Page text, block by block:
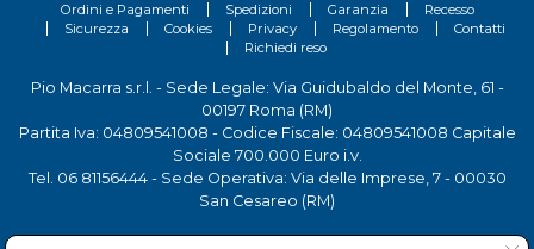
Ordini e Pagamenti Spedizioni Garanzia
Recesso
Sicurezza
Cookies Privacy Regolamento
Contatti
Richiedi reso
Pio Macarra s.r.l. - Sede Legale: Via Guidubaldo del Monte, 61 -
00197 Roma (RM)
Partita Iva: 04809541008 - Codice Fiscale: 04809541008 Capitale
Sociale 700.000 Euro i.v.
Tel. 06 81156444- Sede Operativa: Via delle Imprese, 7 - 00030
San Cesareo (RM)